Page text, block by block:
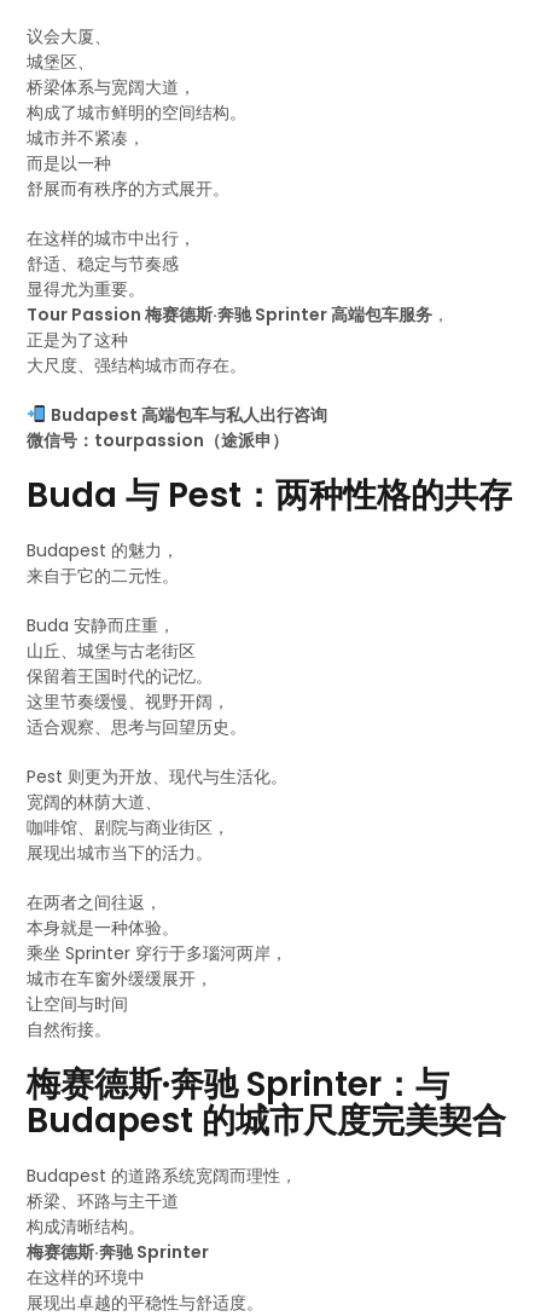
议会大厦、
城堡区、
桥梁体系与宽阔大道，
构成了城市鲜明的空间结构。
城市并不紧凑，
而是以一种
舒展而有秩序的方式展开。
在这样的城市中出行，
舒适、稳定与节奏感
显得尤为重要。
Tour Passion 梅赛德斯·奔驰 Sprinter 高端包车服务 ，
正是为了这种
大尺度、强结构城市而存在。
Budapest 高端包车与私人出行咨询
微信号：tourpassion（途派申）
Buda 与 Pest：两种性格的共存
Budapest 的魅力，
来自于它的二元性。
Buda 安静而庄重，
山丘、城堡与古老街区
保留着王国时代的记忆。
这里节奏缓慢、视野开阔，
适合观察、思考与回望历史。
Pest 则更为开放、现代与生活化。
宽阔的林荫大道、
咖啡馆、剧院与商业街区，
展现出城市当下的活力。
在两者之间往返，
本身就是一种体验。
乘坐 Sprinter 穿行于多瑙河两岸，
城市在车窗外缓缓展开，
让空间与时间
自然衔接。
梅赛德斯·奔驰 Sprinter：与
Budapest 的城市尺度完美契合
Budapest 的道路系统宽阔而理性，
桥梁、环路与主干道
构成清晰结构。
梅赛德斯·奔驰 Sprinter
在这样的环境中
展现出卓越的平稳性与舒适度。